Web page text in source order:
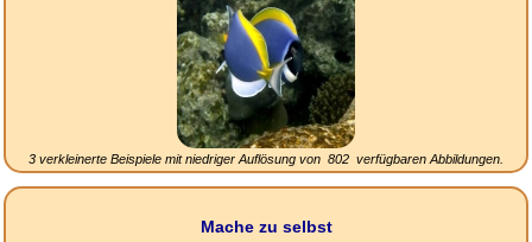
3 verkleinerte Beispiele mit niedriger Auflösung von 802 verfügbaren Abbildungen.
Mache zu selbst